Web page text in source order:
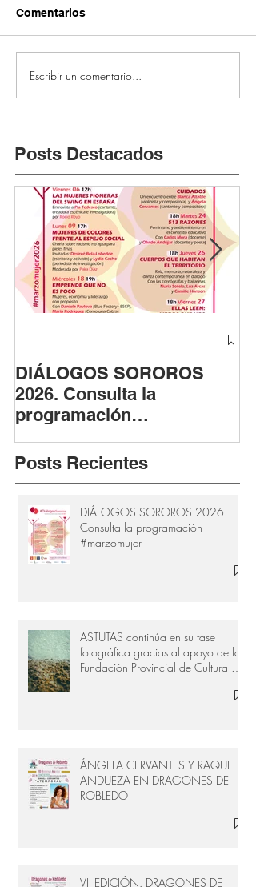
Comentarios
Escribir un comentario...
Posts Destacados
DIÁLOGOS SOROROS
2026. Consulta la
programación
Posts Recientes
DIÁLOGOS SOROROS 2026.
Consulta la programación
#marzomujer
ASTUTAS continúa en su fase
fotográfica gracias al apoyo de la
Fundación Provincial de Cultura de
ÁNGELA CERVANTES Y RAQUEL
ANDUEZA EN DRAGONES DE
ROBLEDO
VII EDICIÓN. DRAGONES DE